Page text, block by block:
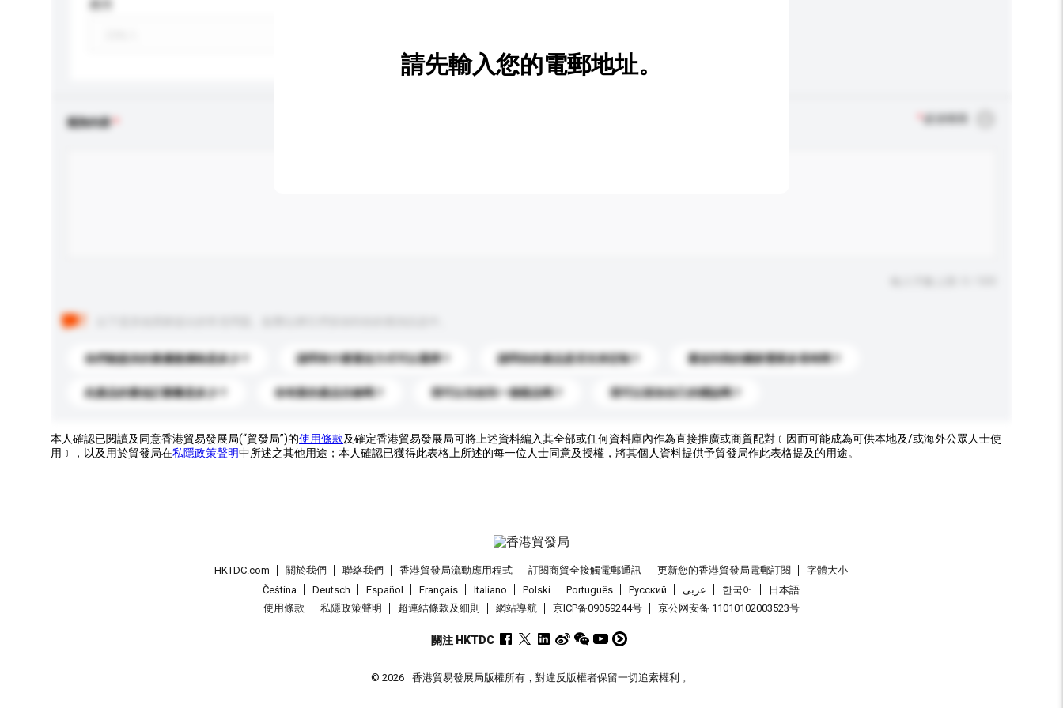
查詢內容
你們能提供的最優惠價格是多少？ 請問有什麼運送方式可以選擇？ 請問你的產品是否支持定制？ 運送到我的國家需要多長時間？
此產品的最低訂購量是多少？ 你有新的產品目錄嗎？ 我可以先收到一個樣品嗎？ 我可以添加自己的標誌嗎？
請先輸入您的電郵地址。
本人確認已閱讀及同意香港貿易發展局(“貿發局”)的使用條款及確定香港貿易發展局可將上述資料編入其全部或任何資料庫內作為直接推廣或商貿配對﹝因而可能成為可供本地及/或海外公眾人士使
用﹞，以及用於貿發局在私隱政策聲明中所述之其他用途；本人確認已獲得此表格上所述的每一位人士同意及授權，將其個人資料提供予貿發局作此表格提及的用途。
HKTDC.com 關於我們 聯絡我們 香港貿發局流動應用程式 訂閱商貿全接觸電郵通訊 更新您的香港貿發局電郵訂閱
字體大小
Čeština
Deutsch Español Français Italiano Polski Português Pусский عربى 한국어
日本語
使用條款
私隱政策聲明 超連結條款及細則 網站導航 京ICP备09059244号 京公网安备 11010102003523号
關注 HKTDC
© 2026 香港貿易發展局版權所有，對違反版權者保留一切追索權利 。